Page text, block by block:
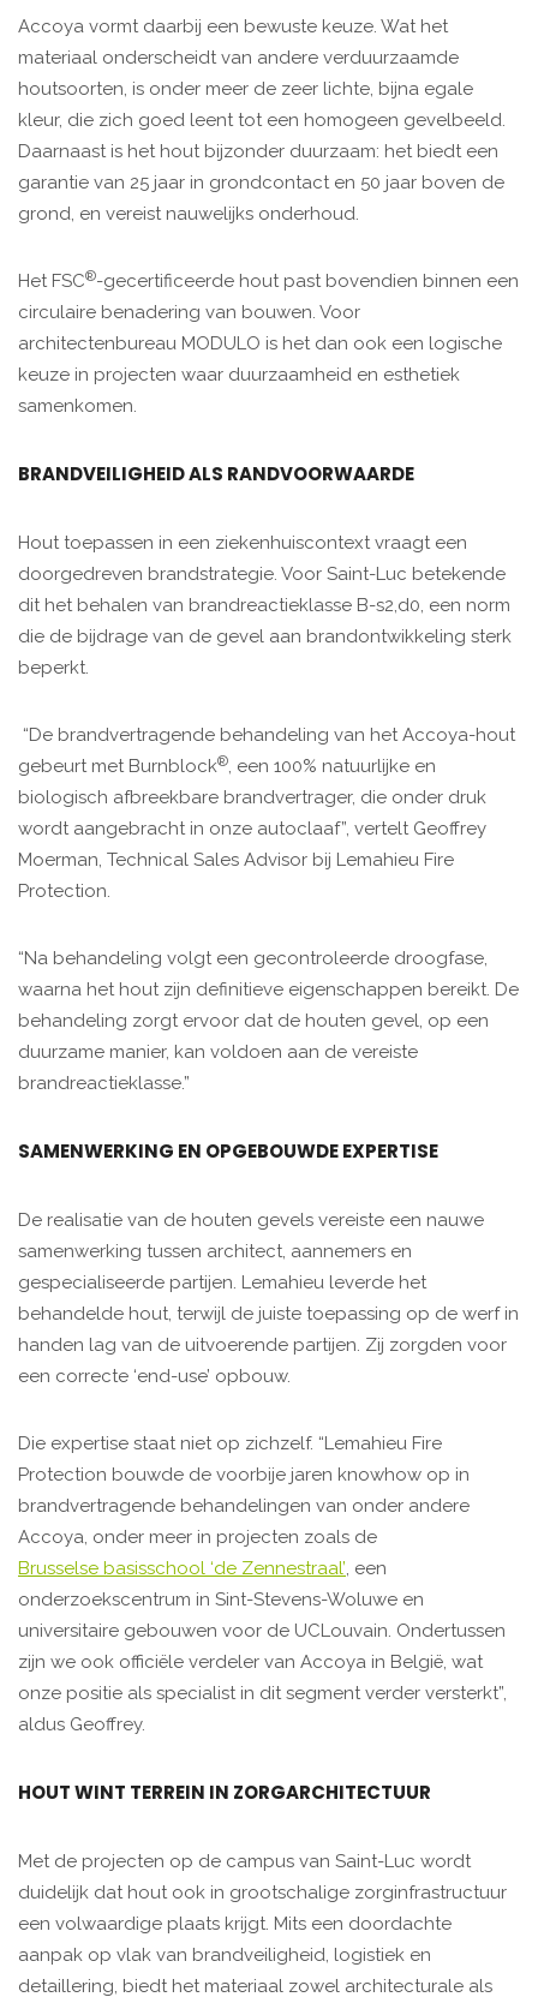
Accoya vormt daarbij een bewuste keuze. Wat het
materiaal onderscheidt van andere verduurzaamde
houtsoorten, is onder meer de zeer lichte, bijna egale
kleur, die zich goed leent tot een homogeen gevelbeeld.
Daarnaast is het hout bijzonder duurzaam: het biedt een
garantie van 25 jaar in grondcontact en 50 jaar boven de
grond, en vereist nauwelijks onderhoud.
Het FSC®-gecertificeerde hout past bovendien binnen een
circulaire benadering van bouwen. Voor
architectenbureau MODULO is het dan ook een logische
keuze in projecten waar duurzaamheid en esthetiek
samenkomen.
BRANDVEILIGHEID ALS RANDVOORWAARDE
Hout toepassen in een ziekenhuiscontext vraagt een
doorgedreven brandstrategie. Voor Saint-Luc betekende
dit het behalen van brandreactieklasse B-s2,d0, een norm
die de bijdrage van de gevel aan brandontwikkeling sterk
beperkt.
“De brandvertragende behandeling van het Accoya-hout
gebeurt met Burnblock®, een 100% natuurlijke en
biologisch afbreekbare brandvertrager, die onder druk
wordt aangebracht in onze autoclaaf”, vertelt Geoffrey
Moerman, Technical Sales Advisor bij Lemahieu Fire
Protection.
“Na behandeling volgt een gecontroleerde droogfase,
waarna het hout zijn definitieve eigenschappen bereikt. De
behandeling zorgt ervoor dat de houten gevel, op een
duurzame manier, kan voldoen aan de vereiste
brandreactieklasse.”
SAMENWERKING EN OPGEBOUWDE EXPERTISE
De realisatie van de houten gevels vereiste een nauwe
samenwerking tussen architect, aannemers en
gespecialiseerde partijen. Lemahieu leverde het
behandelde hout, terwijl de juiste toepassing op de werf in
handen lag van de uitvoerende partijen. Zij zorgden voor
een correcte ‘end-use’ opbouw.
Die expertise staat niet op zichzelf. “Lemahieu Fire
Protection bouwde de voorbije jaren knowhow op in
brandvertragende behandelingen van onder andere
Accoya, onder meer in projecten zoals de
Brusselse basisschool ‘de Zennestraal’, een
onderzoekscentrum in Sint-Stevens-Woluwe en
universitaire gebouwen voor de UCLouvain. Ondertussen
zijn we ook officiële verdeler van Accoya in België, wat
onze positie als specialist in dit segment verder versterkt”,
aldus Geoffrey.
HOUT WINT TERREIN IN ZORGARCHITECTUUR
Met de projecten op de campus van Saint-Luc wordt
duidelijk dat hout ook in grootschalige zorginfrastructuur
een volwaardige plaats krijgt. Mits een doordachte
aanpak op vlak van brandveiligheid, logistiek en
detaillering, biedt het materiaal zowel architecturale als